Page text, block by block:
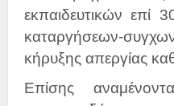
εκπαιδευτικών επί
καταργήσεων-
κήρυξης απεργίας
Επίσης